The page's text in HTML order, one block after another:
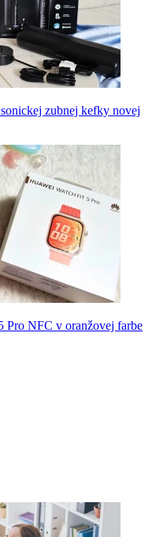
zubnej kefky novej
Pro NFC v oranžovej farbe